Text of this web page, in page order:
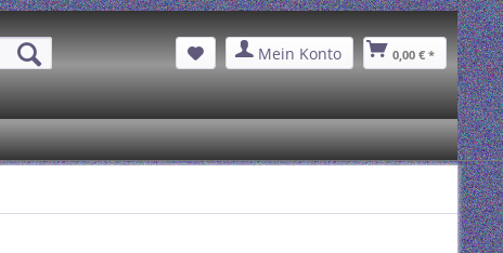
Mein Konto 0,00 € *